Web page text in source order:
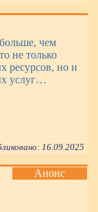
чем
не только
ресурсов, но и
услуг…
16.09.2025
Анонс